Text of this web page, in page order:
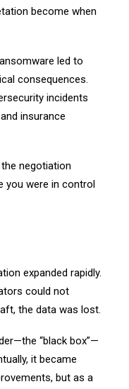
become when
led to
consequences.
incidents
insurance
negotiation
you were in control
expanded rapidly.
could not
the data was lost.
“black box”—
it became
but as a